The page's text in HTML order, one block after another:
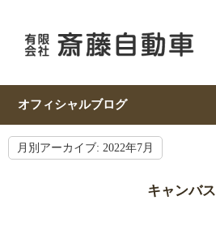
オフィシャルブログ
月別アーカイブ: 2022年7月
キャンバス